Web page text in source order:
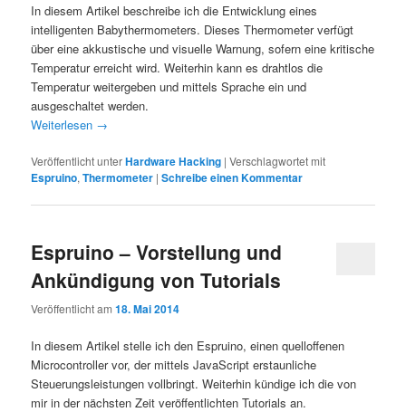
In diesem Artikel beschreibe ich die Entwicklung eines
intelligenten Babythermometers. Dieses Thermometer verfügt
über eine akkustische und visuelle Warnung, sofern eine kritische
Temperatur erreicht wird. Weiterhin kann es drahtlos die
Temperatur weitergeben und mittels Sprache ein und
ausgeschaltet werden.
Weiterlesen →
Veröffentlicht unterHardware Hacking |Verschlagwortet mit
Espruino,Thermometer |Schreibe einen Kommentar
Espruino – Vorstellung und
Ankündigung von Tutorials
Veröffentlicht am18. Mai 2014
In diesem Artikel stelle ich den Espruino, einen quelloffenen
Microcontroller vor, der mittels JavaScript erstaunliche
Steuerungsleistungen vollbringt. Weiterhin kündige ich die von
mir in der nächsten Zeit veröffentlichten Tutorials an.